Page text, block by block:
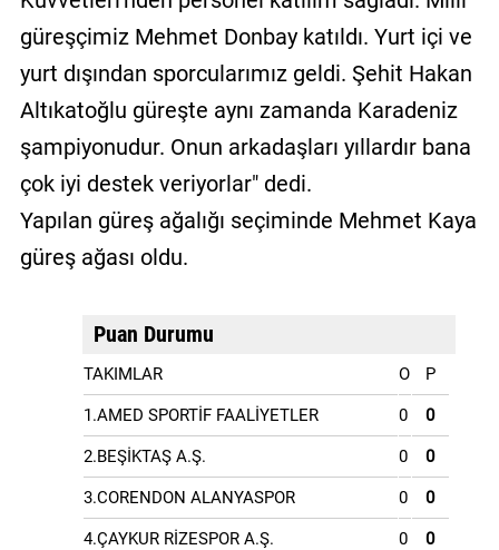
güreşçimiz Mehmet Donbay katıldı. Yurt içi ve
yurt dışından sporcularımız geldi. Şehit Hakan
Altıkatoğlu güreşte aynı zamanda Karadeniz
şampiyonudur. Onun arkadaşları yıllardır bana
çok iyi destek veriyorlar" dedi.
Yapılan güreş ağalığı seçiminde Mehmet Kaya
güreş ağası oldu.
Puan Durumu
TAKIMLAR O P
1.AMED SPORTİF FAALİYETLER 0 0
2.BEŞİKTAŞ A.Ş. 0 0
3.CORENDON ALANYASPOR 0 0
4.ÇAYKUR RİZESPOR A.Ş. 0 0